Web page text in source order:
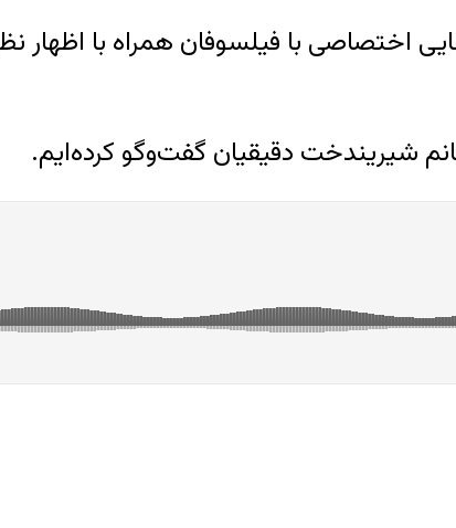
اختصاصی با فیلسوفان همراه با اظهار
شیریندخت دقیقیان گفت‌وگو کرده‌ایم.